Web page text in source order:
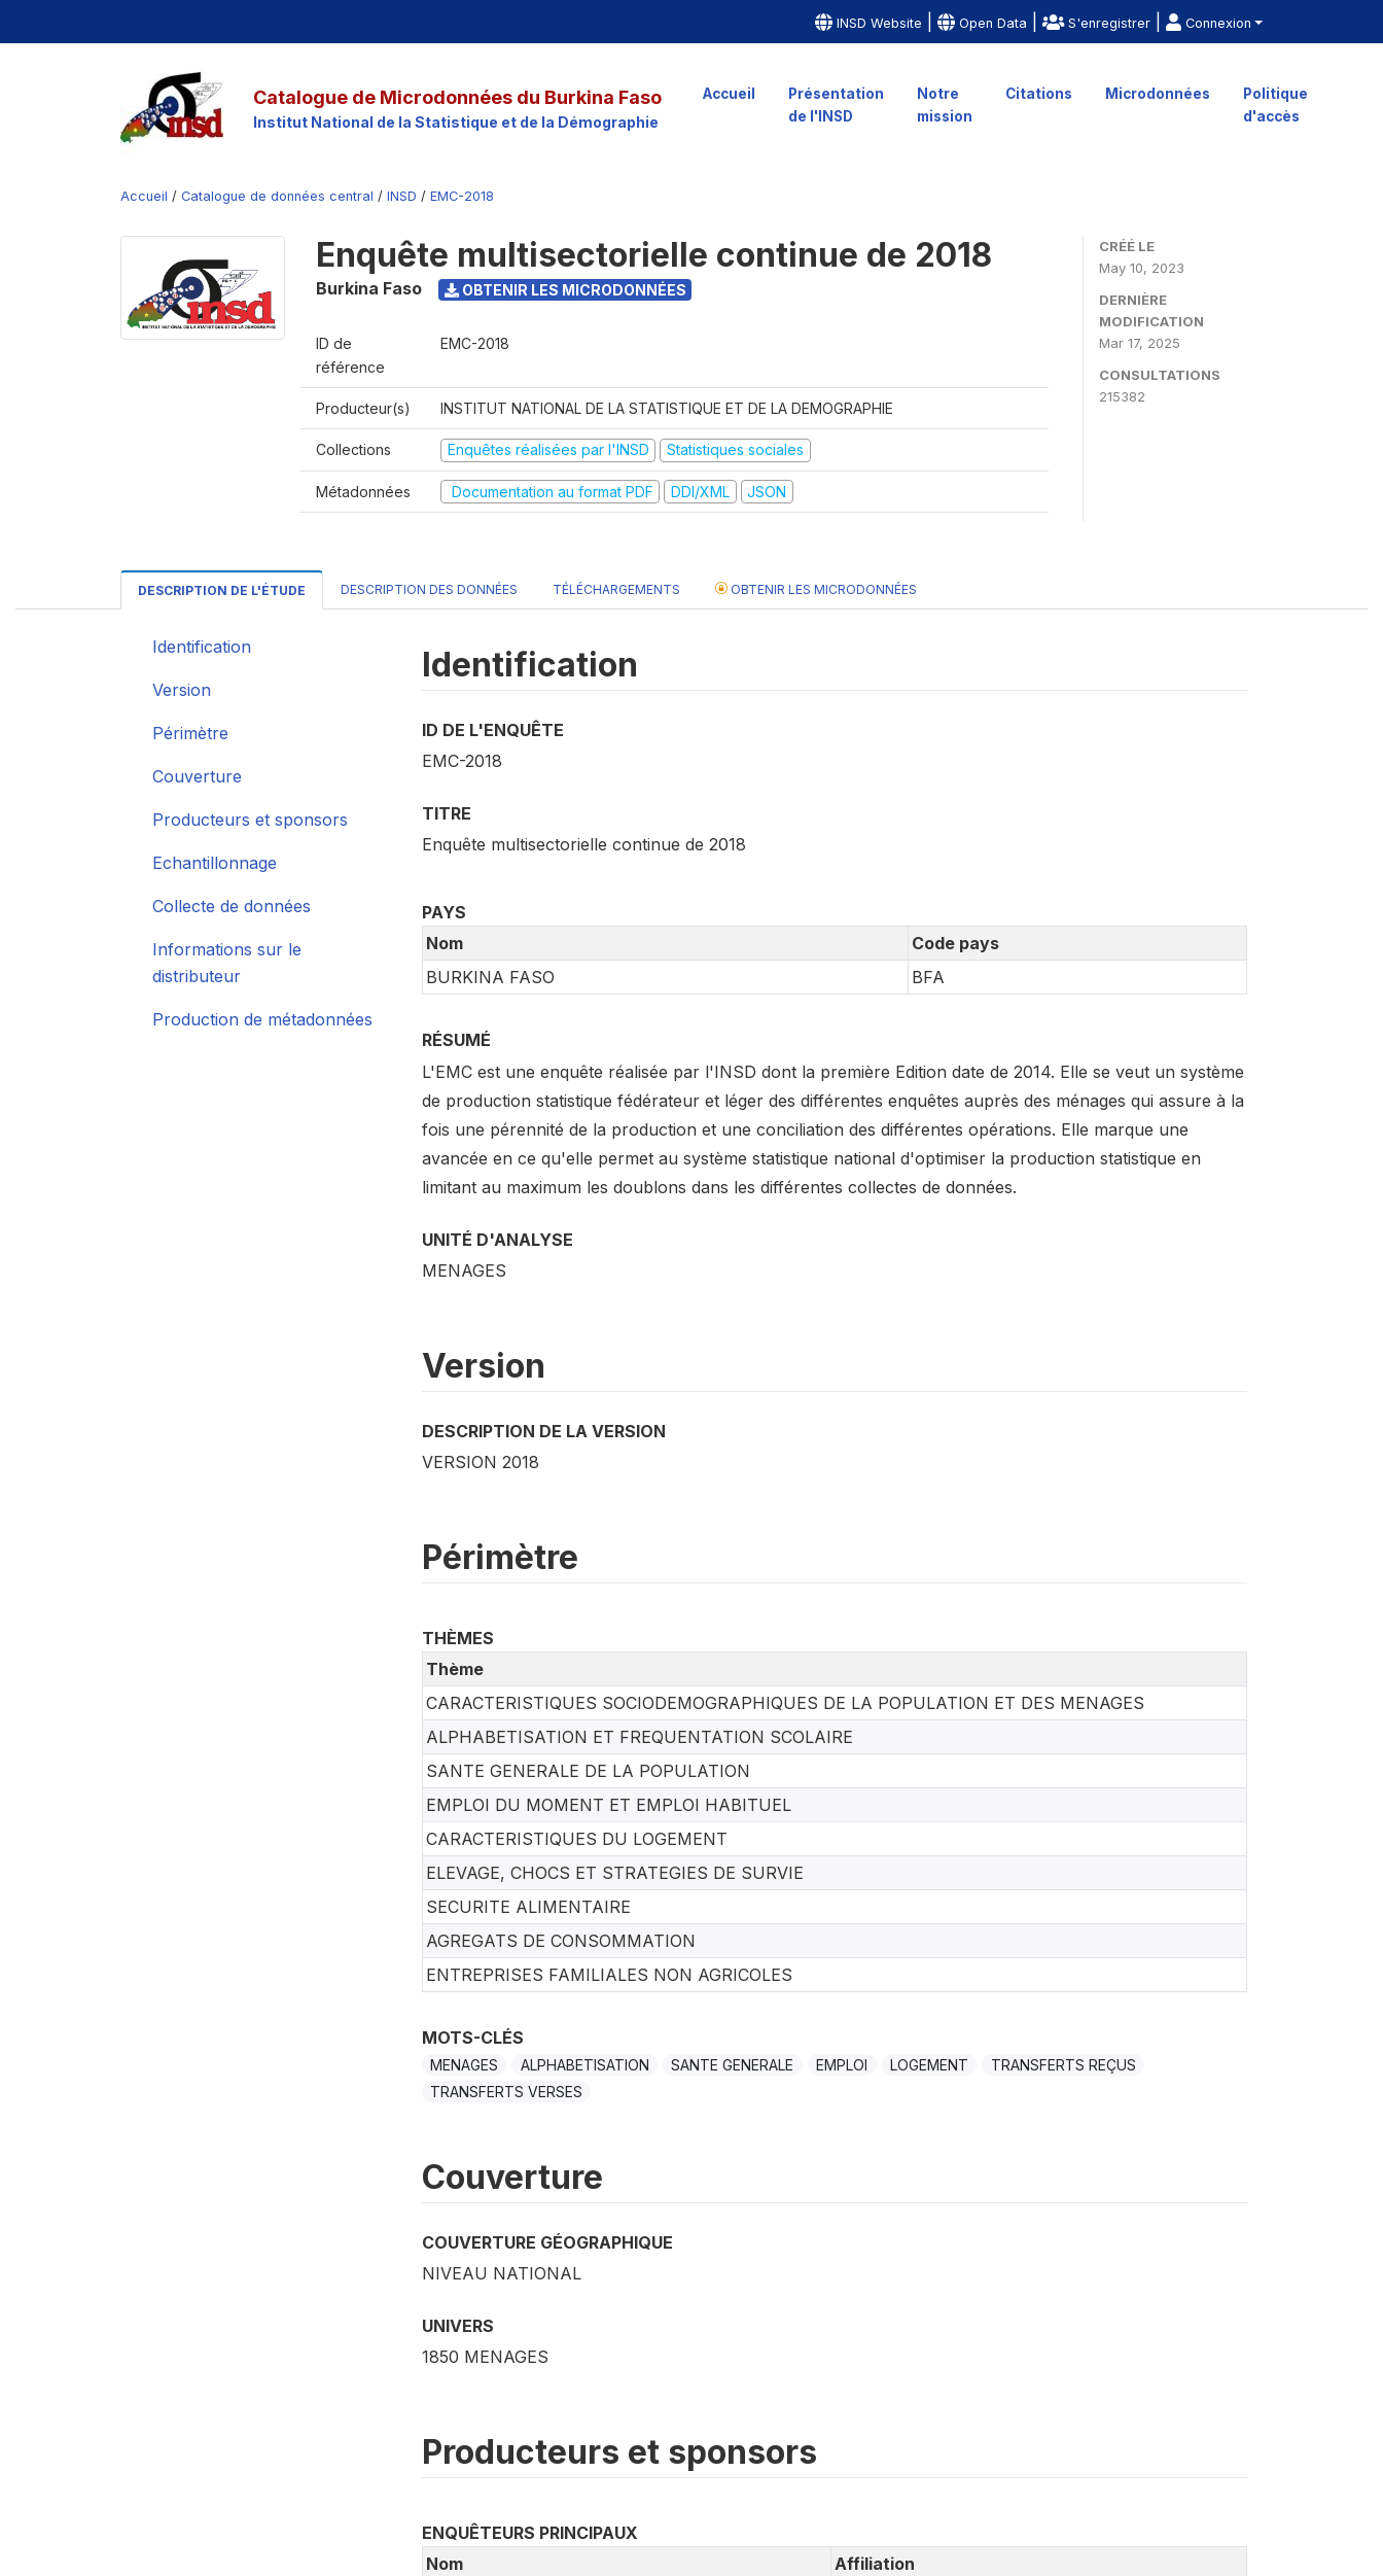
INSD Website | Open Data | S'enregistrer | Connexion
Catalogue de Microdonnées du Burkina Faso
Institut National de la Statistique et de la Démographie
Accueil
Présentation
de l'INSD
Notre
mission
Citations Microdonnées
Politique
d'accès
Accueil / Catalogue de données central / INSD / EMC-2018
Enquête multisectorielle continue de 2018
Burkina Faso OBTENIR LES MICRODONNÉES
ID de
référence
EMC-2018
Producteur(s) INSTITUT NATIONAL DE LA STATISTIQUE ET DE LA DEMOGRAPHIE
Collections Enquêtes réalisées par l'INSD Statistiques sociales
Métadonnées Documentation au format PDF DDI/XML JSON
CRÉÉ LE
May 10, 2023
DERNIÈRE
MODIFICATION
Mar 17, 2025
CONSULTATIONS
215382
DESCRIPTION DE L'ÉTUDE DESCRIPTION DES DONNÉES TÉLÉCHARGEMENTS OBTENIR LES MICRODONNÉES
Identification
Version
Périmètre
Couverture
Producteurs et sponsors
Echantillonnage
Collecte de données
Informations sur le
distributeur
Production de métadonnées
Identification
ID DE L'ENQUÊTE
EMC-2018
TITRE
Enquête multisectorielle continue de 2018
PAYS
Nom
Code pays
BURKINA FASO
BFA
RÉSUMÉ
L'EMC est une enquête réalisée par l'INSD dont la première Edition date de 2014. Elle se veut un système
de production statistique fédérateur et léger des différentes enquêtes auprès des ménages qui assure à la
fois une pérennité de la production et une conciliation des différentes opérations. Elle marque une
avancée en ce qu'elle permet au système statistique national d'optimiser la production statistique en
limitant au maximum les doublons dans les différentes collectes de données.
UNITÉ D'ANALYSE
MENAGES
Version
DESCRIPTION DE LA VERSION
VERSION 2018
Périmètre
THÈMES
Thème
CARACTERISTIQUES SOCIODEMOGRAPHIQUES DE LA POPULATION ET DES MENAGES
ALPHABETISATION ET FREQUENTATION SCOLAIRE
SANTE GENERALE DE LA POPULATION
EMPLOI DU MOMENT ET EMPLOI HABITUEL
CARACTERISTIQUES DU LOGEMENT
ELEVAGE, CHOCS ET STRATEGIES DE SURVIE
SECURITE ALIMENTAIRE
AGREGATS DE CONSOMMATION
ENTREPRISES FAMILIALES NON AGRICOLES
MOTS-CLÉS
MENAGES ALPHABETISATION SANTE GENERALE EMPLOI LOGEMENT
TRANSFERTS REÇUS
TRANSFERTS VERSES
Couverture
COUVERTURE GÉOGRAPHIQUE
NIVEAU NATIONAL
UNIVERS
1850 MENAGES
Producteurs et sponsors
ENQUÊTEURS PRINCIPAUX
Nom
Affiliation